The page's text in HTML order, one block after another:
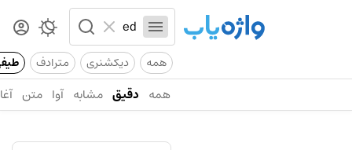
همه دیکشنری مترادف
همه دقیق مشابه آوا متن